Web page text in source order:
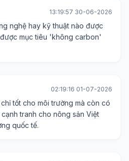
13:19:57 30-06-2026
nghệ hay kỹ thuật nào được
mục tiêu 'không carbon'
02:19:16 01-07-2026
tốt cho môi trường mà còn có
tranh cho nông sản Việt
quốc tế.